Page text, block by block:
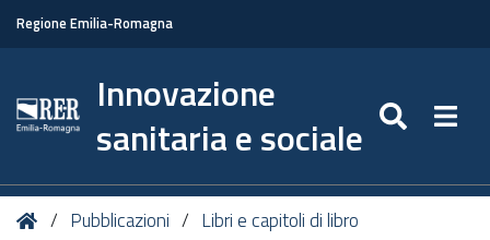
Regione Emilia-Romagna
Innovazione
sanitaria e sociale
Tu HomePubblicazioni Libri e capitoli di libro